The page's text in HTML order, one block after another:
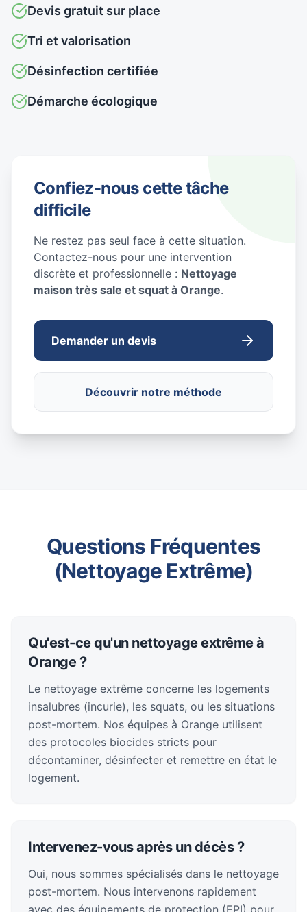
Devis gratuit sur place
Tri et valorisation
Désinfection certifiée
Démarche écologique
Confiez-nous cette tâche
difficile
Ne restez pas seul face à cette situation.
Contactez-nous pour une intervention
discrète et professionnelle : Nettoyage
maison très sale et squat à Orange.
Demander un devis
Découvrir notre méthode
Questions Fréquentes
(Nettoyage Extrême)
Qu'est-ce qu'un nettoyage extrême à
Orange ?
Le nettoyage extrême concerne les logements
insalubres (incurie), les squats, ou les situations
post-mortem. Nos équipes à Orange utilisent
des protocoles biocides stricts pour
décontaminer, désinfecter et remettre en état le
logement.
Intervenez-vous après un décès ?
Oui, nous sommes spécialisés dans le nettoyage
post-mortem. Nous intervenons rapidement
avec des équipements de protection (EPI) pour